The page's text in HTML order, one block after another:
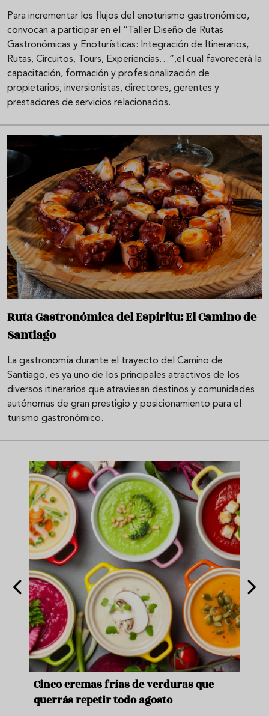
Para incrementar los flujos del enoturismo gastronómico,
convocan a participar en el “Taller Diseño de Rutas
Gastronómicas y Enoturísticas: Integración de Itinerarios,
Rutas, Circuitos, Tours, Experiencias…”,el cual favorecerá la
capacitación, formación y profesionalización de
propietarios, inversionistas, directores, gerentes y
prestadores de servicios relacionados.
Ruta Gastronómica del Espíritu: El Camino de
Santiago
La gastronomía durante el trayecto del Camino de
Santiago, es ya uno de los principales atractivos de los
diversos itinerarios que atraviesan destinos y comunidades
autónomas de gran prestigio y posicionamiento para el
turismo gastronómico.
Cinco cremas frías de verduras que
querrás repetir todo agosto